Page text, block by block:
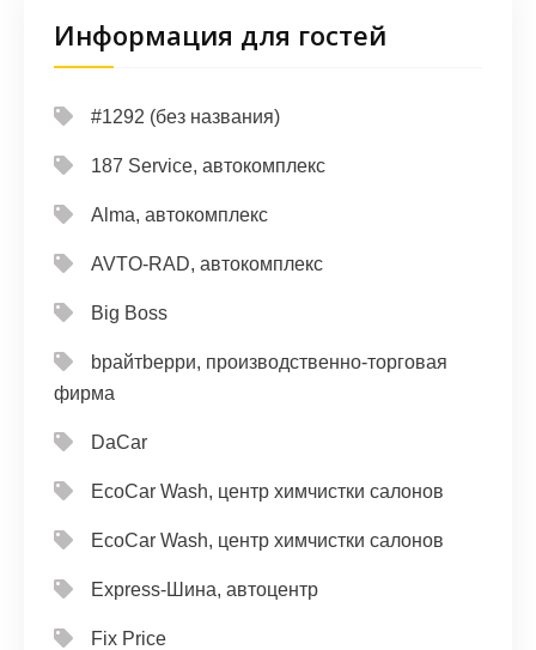
Информация для гостей
#1292 (без названия)
187 Service, автокомплекс
Alma, автокомплекс
AVTO-RAD, автокомплекс
Big Boss
bрайтbерри, производственно-торговая
фирма
DaCar
EcoCar Wash, центр химчистки салонов
EcoCar Wash, центр химчистки салонов
Express-Шина, автоцентр
Fix Price